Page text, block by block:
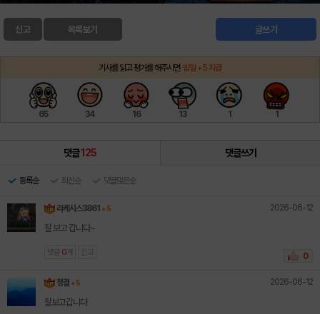
신고 글쓰기
목록보기
기사를 읽고 평가를 해주시면 밥알 +5 지급
65 34 16 13 1 1
댓글125 댓글쓰기
등록순 최신순 댓글많은순
라케시스3861 + 5 2026-06-12
잘 보고 갑니다~
댓글 0 개 신고 0
청결 + 5 2026-06-12
잘보고갑니다